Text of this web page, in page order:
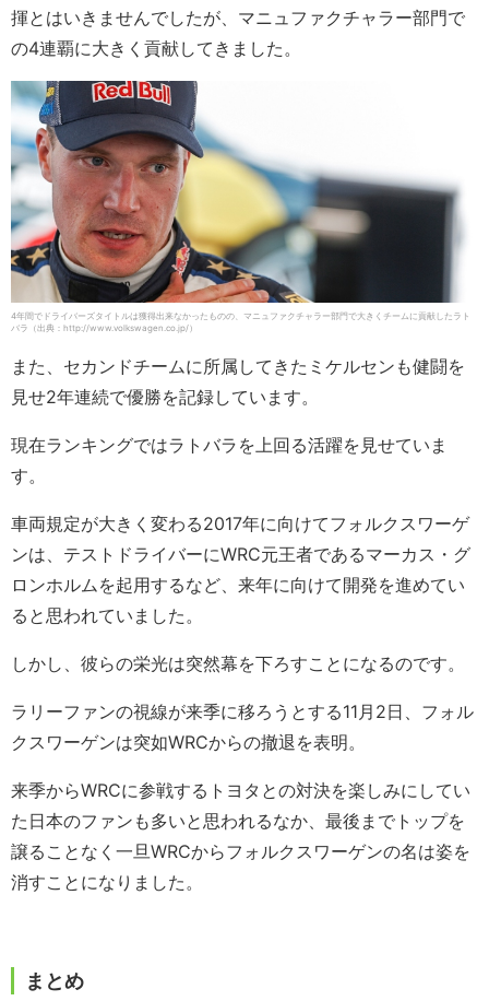
揮とはいきませんでしたが、マニュファクチャラー部門で
の4連覇に大きく貢献してきました。
4年間でドライバーズタイトルは獲得出来なかったものの、マニュファクチャラー部門で大きくチームに貢献したラト
バラ（出典：http://www.volkswagen.co.jp/）
また、セカンドチームに所属してきたミケルセンも健闘を
見せ2年連続で優勝を記録しています。
現在ランキングではラトバラを上回る活躍を見せていま
す。
車両規定が大きく変わる2017年に向けてフォルクスワーゲ
ンは、テストドライバーにWRC元王者であるマーカス・グ
ロンホルムを起用するなど、来年に向けて開発を進めてい
ると思われていました。
しかし、彼らの栄光は突然幕を下ろすことになるのです。
ラリーファンの視線が来季に移ろうとする11月2日、フォル
クスワーゲンは突如WRCからの撤退を表明。
来季からWRCに参戦するトヨタとの対決を楽しみにしてい
た日本のファンも多いと思われるなか、最後までトップを
譲ることなく一旦WRCからフォルクスワーゲンの名は姿を
消すことになりました。
まとめ